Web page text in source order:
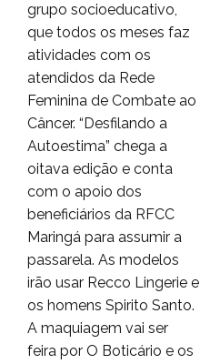
grupo socioeducativo,
que todos os meses faz
atividades com os
atendidos da Rede
Feminina de Combate ao
Câncer. “Desfilando a
Autoestima” chega a
oitava edição e conta
com o apoio dos
beneficiários da RFCC
Maringá para assumir a
passarela. As modelos
irão usar Recco Lingerie e
os homens Spirito Santo.
A maquiagem vai ser
feira por O Boticário e os